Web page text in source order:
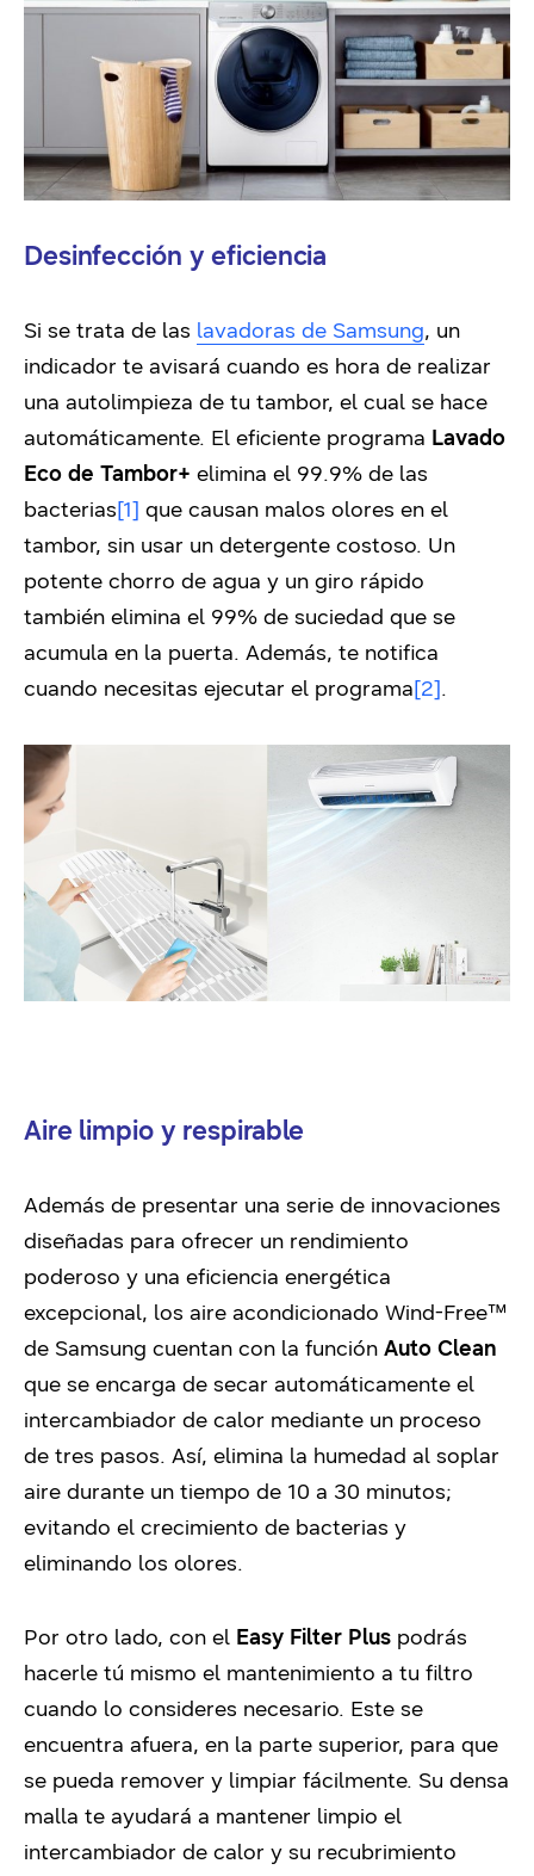
Desinfección y eficiencia
Si se trata de las lavadoras de Samsung, un
indicador te avisará cuando es hora de realizar
una autolimpieza de tu tambor, el cual se hace
automáticamente. El eficiente programa Lavado
Eco de Tambor+ elimina el 99.9% de las
bacterias[1] que causan malos olores en el
tambor, sin usar un detergente costoso. Un
potente chorro de agua y un giro rápido
también elimina el 99% de suciedad que se
acumula en la puerta. Además, te notifica
cuando necesitas ejecutar el programa[2].
Aire limpio y respirable
Además de presentar una serie de innovaciones
diseñadas para ofrecer un rendimiento
poderoso y una eficiencia energética
excepcional, los aire acondicionado Wind-Free™
de Samsung cuentan con la función Auto Clean
que se encarga de secar automáticamente el
intercambiador de calor mediante un proceso
de tres pasos. Así, elimina la humedad al soplar
aire durante un tiempo de 10 a 30 minutos;
evitando el crecimiento de bacterias y
eliminando los olores.
Por otro lado, con el Easy Filter Plus podrás
hacerle tú mismo el mantenimiento a tu filtro
cuando lo consideres necesario. Este se
encuentra afuera, en la parte superior, para que
se pueda remover y limpiar fácilmente. Su densa
malla te ayudará a mantener limpio el
intercambiador de calor y su recubrimiento